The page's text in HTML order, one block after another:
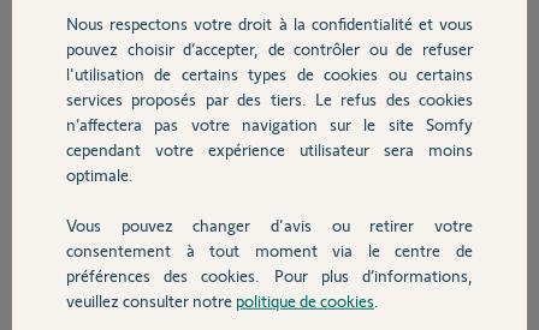
Chauffage
Autres produits
Devis avec un pro
Contact
J’ai alors tenté :
la reprogrammation via les anciennes télécommandes individuelles
(touche PROG > 7 s) → aucune réaction,
puis un reset complet 2–7–2 sur chacun des 3 volets, en isolant
chaque moteur (tous les autres volets débranchés).
aucun mouvement bref de va-et-vient,
aucun signe d’entrée en mode annulation,
aucune réaction aux télécommandes.
Nous respectons votre droit à la confidentialité et vous
pouvez choisir d’accepter, de contrôler ou de refuser
l'utilisation de certains types de cookies ou certains
services proposés par des tiers. Le refus des cookies
n’affectera pas votre navigation sur le site Somfy
cependant votre expérience utilisateur sera moins
optimale.
Vous pouvez changer d'avis ou retirer votre
consentement à tout moment via le centre de
préférences des cookies. Pour plus d’informations,
veuillez consulter notre politique de cookies